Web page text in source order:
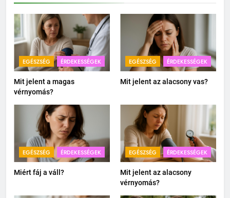
EGÉSZSÉG ÉRDEKESSÉGEK
Mit jelent a magas
vérnyomás?
EGÉSZSÉG ÉRDEKESSÉGEK
Mit jelent az alacsony vas?
EGÉSZSÉG ÉRDEKESSÉGEK
Miért fáj a váll?
EGÉSZSÉG ÉRDEKESSÉGEK
Mit jelent az alacsony
vérnyomás?